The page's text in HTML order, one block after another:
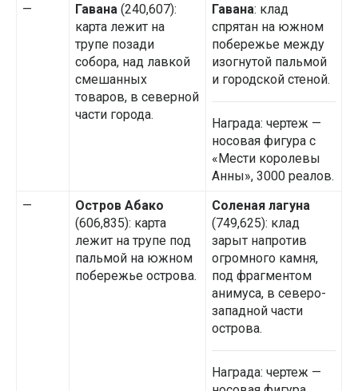
—
Гавана (240,607):
карта лежит на
трупе позади
собора, над лавкой
смешанных
товаров, в северной
части города.
Гавана: клад
спрятан на южном
побережье между
изогнутой пальмой
и городской стеной.
Награда: чертеж —
носовая фигура с
«Мести королевы
Анны», 3000 реалов.
—
Остров Абако
(606,835): карта
лежит на трупе под
пальмой на южном
побережье острова.
Соленая лагуна
(749,625): клад
зарыт напротив
огромного камня,
под фрагментом
анимуса, в северо-
западной части
острова.
Награда: чертеж —